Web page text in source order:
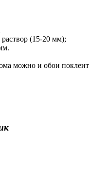
(15-20 мм);
можно и обои